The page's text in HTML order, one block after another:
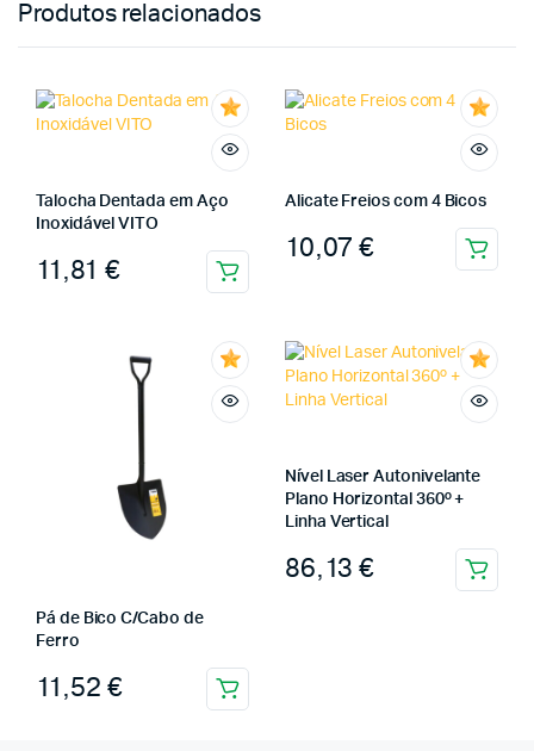
Produtos relacionados
Talocha Dentada em Aço
Inoxidável VITO
11,81 €
Alicate Freios com 4 Bicos
10,07 €
Pá de Bico C/Cabo de
Ferro
11,52 €
Nível Laser Autonivelante
Plano Horizontal 360º +
Linha Vertical
86,13 €